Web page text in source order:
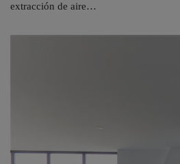
extracción de aire…